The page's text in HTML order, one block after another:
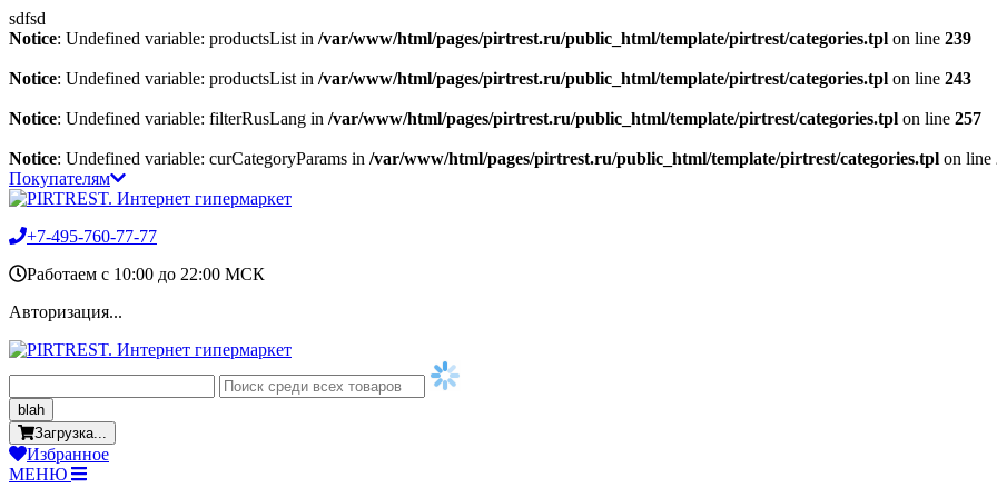
sdfsd
Notice: Undefined variable: productsList in /var/www/html/pages/pirtrest.ru/public_html/template/pirtrest/categories.tpl on line 239
Notice: Undefined variable: productsList in /var/www/html/pages/pirtrest.ru/public_html/template/pirtrest/categories.tpl on line 243
Notice: Undefined variable: filterRusLang in /var/www/html/pages/pirtrest.ru/public_html/template/pirtrest/categories.tpl on line 257
Notice: Undefined variable: curCategoryParams in /var/www/html/pages/pirtrest.ru/public_html/template/pirtrest/categories.tpl on line
Покупателям
+7-495-760-77-77
Работаем c 10:00 до 22:00 МСК
Авторизация...
blah
Загрузка...
Избранное
МЕНЮ